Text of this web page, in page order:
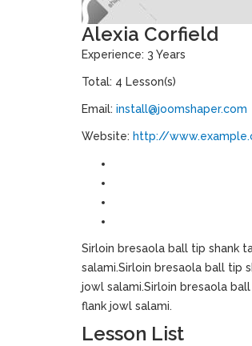
Alexia Corfield
Experience: 3 Years
Total: 4 Lesson(s)
Email: install@joomshaper.com
Website: http://
Sirloin bresaola ball tip shank
salami.Sirloin bresaola ball tip
jowl salami.Sirloin bresaola
flank jowl salami.
Lesson List